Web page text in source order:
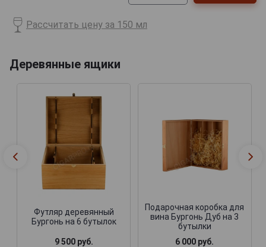
Рассчитать цену за 150 мл
Деревянные ящики
Футляр деревянный
Бургонь на 6 бутылок
9 500 руб.
Подарочная коробка для
вина Бургонь Дуб на 3
бутылки
6 000 руб.